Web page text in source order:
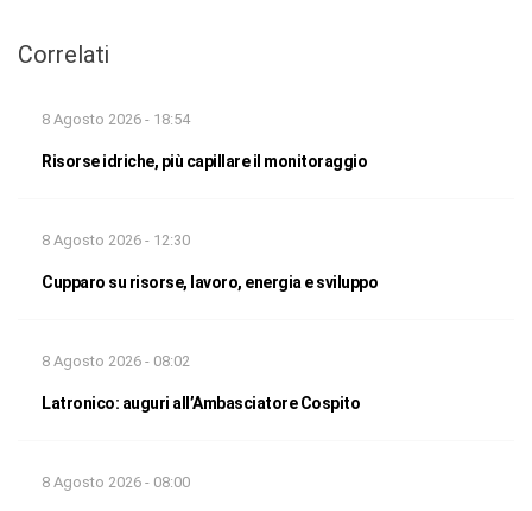
Correlati
8 Agosto 2026 - 18:54
Risorse idriche, più capillare il monitoraggio
8 Agosto 2026 - 12:30
Cupparo su risorse, lavoro, energia e sviluppo
8 Agosto 2026 - 08:02
Latronico: auguri all’Ambasciatore Cospito
8 Agosto 2026 - 08:00